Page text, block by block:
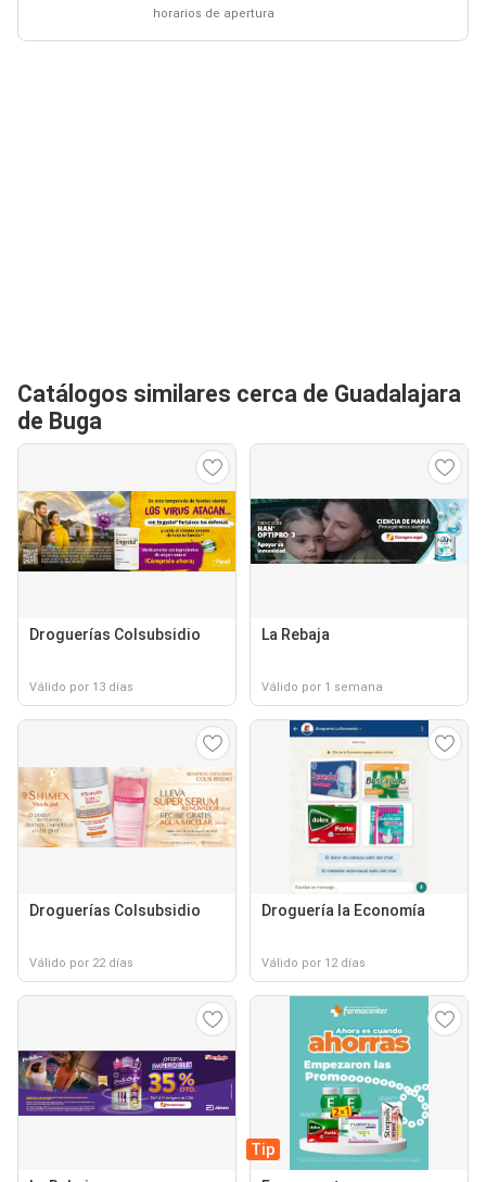
horarios de apertura
Catálogos similares cerca de Guadalajara
de Buga
Droguerías Colsubsidio
Válido por 13 días
La Rebaja
Válido por 1 semana
Droguerías Colsubsidio
Válido por 22 días
Droguería la Economía
Válido por 12 días
Tip